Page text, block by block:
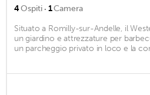
4Ospiti · 1Camera
Situato a Romilly-sur-Andelle, il
un giardino e attrezzature per
un parcheggio privato in loco e la